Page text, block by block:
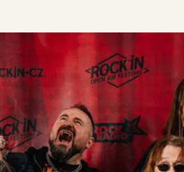
NIGHT CRAWLER
Judas Priest